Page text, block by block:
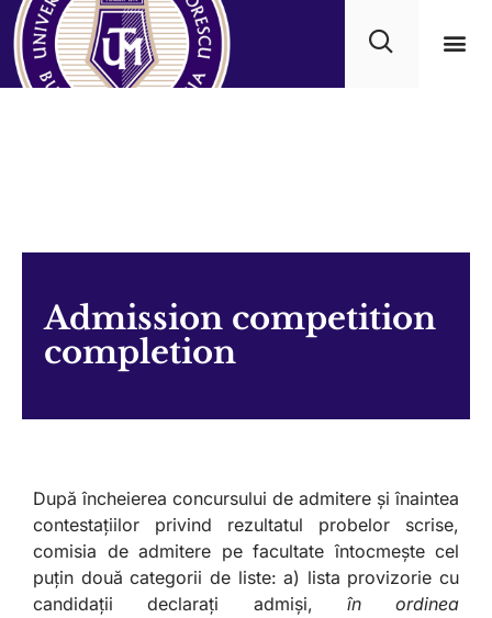
Admission competition
completion
După încheierea concursului de admitere și înaintea
contestațiilor privind rezultatul probelor scrise,
comisia de admitere pe facultate întocmește cel
puțin două categorii de liste: a) lista provizorie cu
candidații declarați admiși, în ordinea